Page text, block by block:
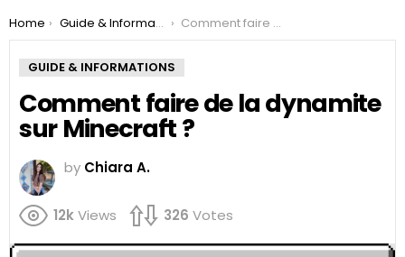
You are here:
Home Guide & Informations Comment faire de la dynamite sur Minecraft ?
GUIDE & INFORMATIONS
Comment faire de la dynamite
sur Minecraft ?
by Chiara A.
12kViews 326 Votes